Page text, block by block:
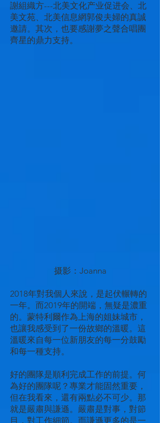
謝組織方---北美文化产业促进会、北
美文苑、北美信息網郭俊夫婦的真誠
邀請。其次，也要感謝夢之聲合唱團
齊星的鼎力支持。
摄影：Joanna
2018年對我個人來說，是起伏輾轉的
一年。而2019年的開端，無疑是濃重
的。蒙特利爾作為上海的姐妹城市，
也讓我感受到了一份故鄉的溫暖。這
溫暖來自每一位新朋友的每一分鼓勵
和每一種支持。
好的團隊是順利完成工作的前提。何
為好的團隊呢？專業才能固然重要，
但在我看來，還有兩點必不可少。那
就是嚴肅與謙遜。嚴肅是對事，對節
目，對工作細節。而謙遜更多的是一